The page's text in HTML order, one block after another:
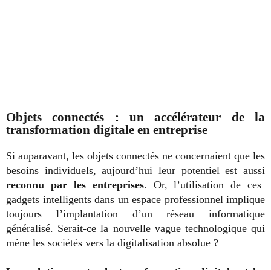
Objets connectés : un accélérateur de la
transformation digitale en entreprise
Si auparavant, les objets connectés ne concernaient que les
besoins individuels, aujourd’hui leur potentiel est aussi
reconnu par les entreprises. Or, l’utilisation de ces
gadgets intelligents dans un espace professionnel implique
toujours l’implantation d’un réseau informatique
généralisé. Serait-ce la nouvelle vague technologique qui
mène les sociétés vers la digitalisation absolue ?